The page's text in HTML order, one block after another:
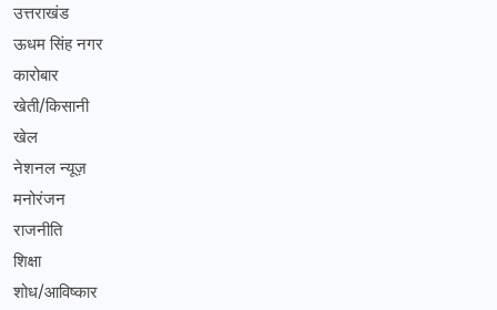
उत्तराखंड
ऊधम सिंह नगर
कारोबार
खेती/किसानी
खेल
नेशनल न्यूज़
मनोरंजन
राजनीति
शिक्षा
शोध/आविष्कार